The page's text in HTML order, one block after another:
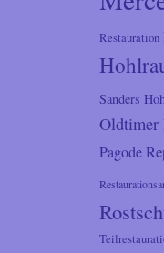
Restauration
Sanders
Oldtimer
Pagode